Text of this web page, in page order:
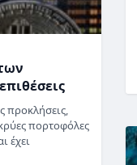
προκλήσεις,
πορτοφόλες
έχει